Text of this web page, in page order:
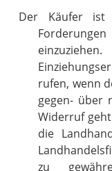
Der Käufer ist
rufen, wenn
gegen- über
Widerruf geht
die
zu